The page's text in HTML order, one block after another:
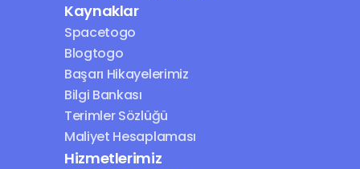
Kaynaklar
Spacetogo
Blogtogo
Başarı Hikayelerimiz
Bilgi Bankası
Terimler Sözlüğü
Maliyet Hesaplaması
Hizmetlerimiz